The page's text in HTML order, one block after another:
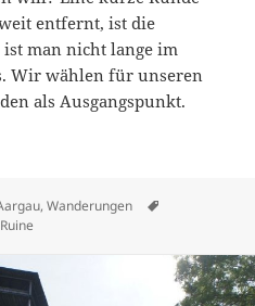
entfernt, ist die
ist man nicht lange im
Wir wählen für unseren
als Ausgangspunkt.
ein Spaziergang zum
,Wanderungen
Ruine